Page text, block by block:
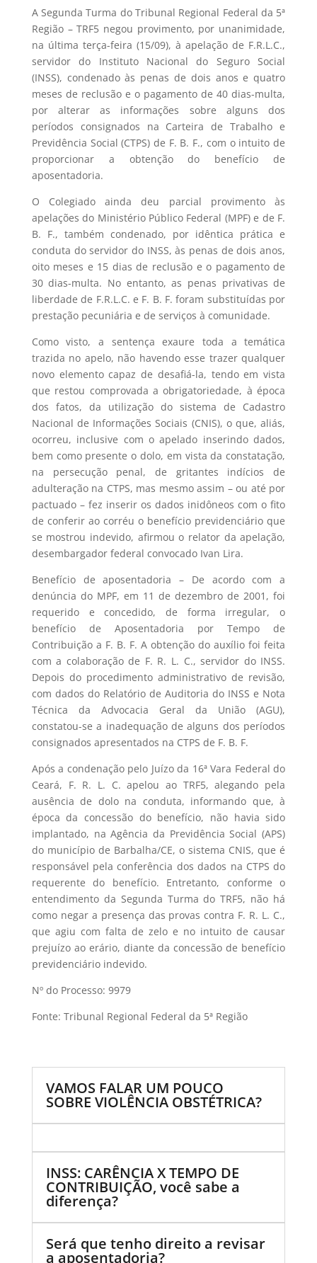
A Segunda Turma do Tribunal Regional Federal da 5ª
Região – TRF5 negou provimento, por unanimidade,
na última terça-feira (15/09), à apelação de F.R.L.C.,
servidor do Instituto Nacional do Seguro Social
(INSS), condenado às penas de dois anos e quatro
meses de reclusão e o pagamento de 40 dias-multa,
por alterar as informações sobre alguns dos
períodos consignados na Carteira de Trabalho e
Previdência Social (CTPS) de F. B. F., com o intuito de
proporcionar a obtenção do benefício de
aposentadoria.
O Colegiado ainda deu parcial provimento às
apelações do Ministério Público Federal (MPF) e de F.
B. F., também condenado, por idêntica prática e
conduta do servidor do INSS, às penas de dois anos,
oito meses e 15 dias de reclusão e o pagamento de
30 dias-multa. No entanto, as penas privativas de
liberdade de F.R.L.C. e F. B. F. foram substituídas por
prestação pecuniária e de serviços à comunidade.
Como visto, a sentença exaure toda a temática
trazida no apelo, não havendo esse trazer qualquer
novo elemento capaz de desafiá-la, tendo em vista
que restou comprovada a obrigatoriedade, à época
dos fatos, da utilização do sistema de Cadastro
Nacional de Informações Sociais (CNIS), o que, aliás,
ocorreu, inclusive com o apelado inserindo dados,
bem como presente o dolo, em vista da constatação,
na persecução penal, de gritantes indícios de
adulteração na CTPS, mas mesmo assim – ou até por
pactuado – fez inserir os dados inidôneos com o fito
de conferir ao corréu o benefício previdenciário que
se mostrou indevido, afirmou o relator da apelação,
desembargador federal convocado Ivan Lira.
Benefício de aposentadoria – De acordo com a
denúncia do MPF, em 11 de dezembro de 2001, foi
requerido e concedido, de forma irregular, o
benefício de Aposentadoria por Tempo de
Contribuição a F. B. F. A obtenção do auxílio foi feita
com a colaboração de F. R. L. C., servidor do INSS.
Depois do procedimento administrativo de revisão,
com dados do Relatório de Auditoria do INSS e Nota
Técnica da Advocacia Geral da União (AGU),
constatou-se a inadequação de alguns dos períodos
consignados apresentados na CTPS de F. B. F.
Após a condenação pelo Juízo da 16ª Vara Federal do
Ceará, F. R. L. C. apelou ao TRF5, alegando pela
ausência de dolo na conduta, informando que, à
época da concessão do benefício, não havia sido
implantado, na Agência da Previdência Social (APS)
do município de Barbalha/CE, o sistema CNIS, que é
responsável pela conferência dos dados na CTPS do
requerente do benefício. Entretanto, conforme o
entendimento da Segunda Turma do TRF5, não há
como negar a presença das provas contra F. R. L. C.,
que agiu com falta de zelo e no intuito de causar
prejuízo ao erário, diante da concessão de benefício
previdenciário indevido.
Nº do Processo: 9979
Fonte: Tribunal Regional Federal da 5ª Região
VAMOS FALAR UM POUCO
SOBRE VIOLÊNCIA OBSTÉTRICA?
INSS: CARÊNCIA X TEMPO DE
CONTRIBUIÇÃO, você sabe a
diferença?
Será que tenho direito a revisar
a aposentadoria?